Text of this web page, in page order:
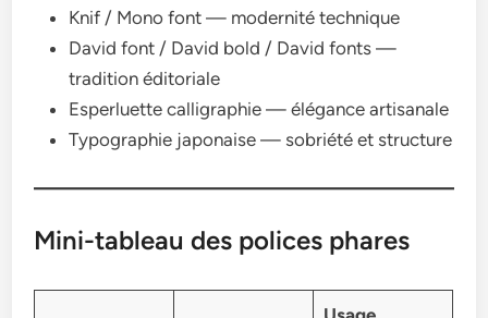
Knif / Mono font — modernité technique
David font / David bold / David fonts —
tradition éditoriale
Esperluette calligraphie — élégance artisanale
Typographie japonaise — sobriété et structure
Mini-tableau des polices phares